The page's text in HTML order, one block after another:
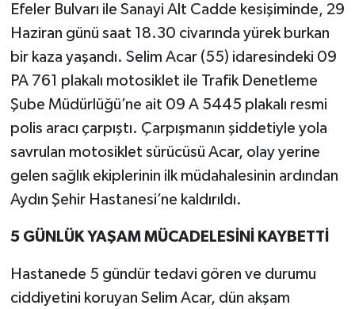
Efeler Bulvarı ile Sanayi Alt Cadde kesişiminde, 29
Haziran günü saat 18.30 civarında yürek burkan
bir kaza yaşandı. Selim Acar (55) idaresindeki 09
PA 761 plakalı motosiklet ile Trafik Denetleme
Şube Müdürlüğü’ne ait 09 A 5445 plakalı resmi
polis aracı çarpıştı. Çarpışmanın şiddetiyle yola
savrulan motosiklet sürücüsü Acar, olay yerine
gelen sağlık ekiplerinin ilk müdahalesinin ardından
Aydın Şehir Hastanesi’ne kaldırıldı.
5 GÜNLÜK YAŞAM MÜCADELESİNİ KAYBETTİ
Hastanede 5 gündür tedavi gören ve durumu
ciddiyetini koruyan Selim Acar, dün akşam